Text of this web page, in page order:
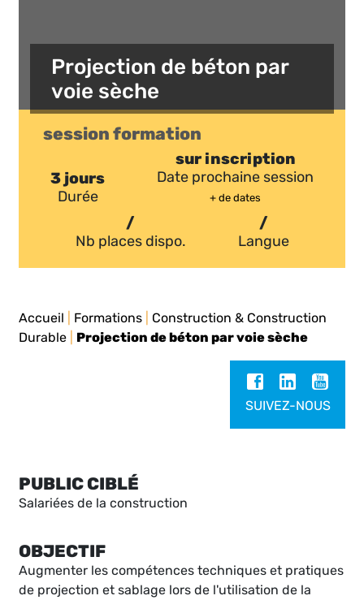
Projection de béton par
voie sèche
session formation
3 jours
Durée
sur inscription
Date prochaine session
+ de dates
/
Nb places dispo.
/
Langue
Accueil Formations
Construction & Construction
Durable
Projection de béton par voie sèche
SUIVEZ-NOUS
PUBLIC CIBLÉ
Salariées de la construction
OBJECTIF
Augmenter les compétences techniques et pratiques
de projection et sablage lors de l'utilisation de la